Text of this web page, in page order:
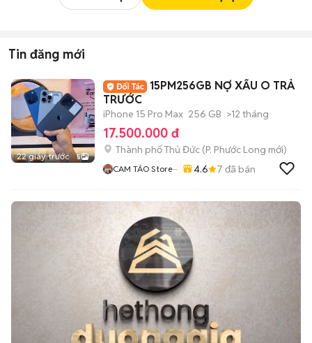
Tin đăng mới
22 giây trước 5
15PM256GB NỢ XẤU O TRẢ
TRƯỚC
iPhone 15 Pro Max 256 GB >12 tháng
17.500.000 đ
Thành phố Thủ Đức (P. Phước Long mới)
CAM TÁO Store··· 4.6 7 đã bán